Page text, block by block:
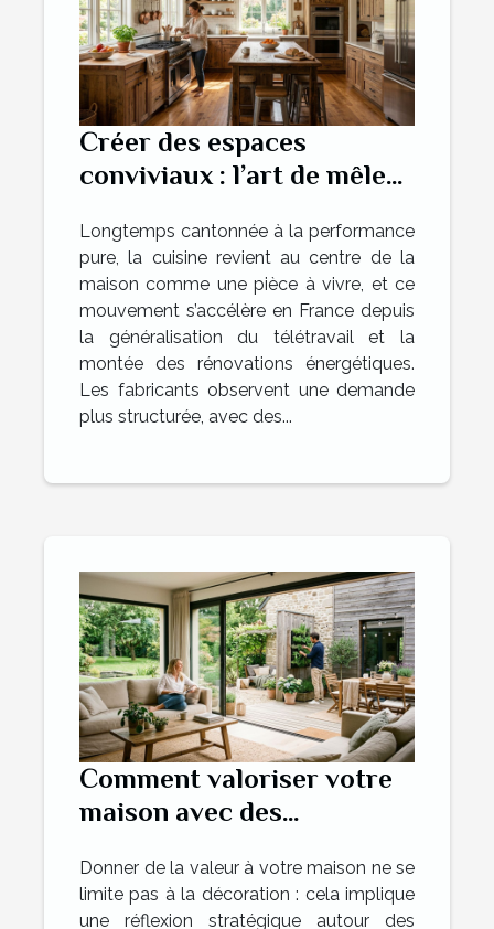
Créer des espaces
conviviaux : l’art de mêler
dans la cuisine
Longtemps cantonnée à la performance
pure, la cuisine revient au centre de la
maison comme une pièce à vivre, et ce
mouvement s’accélère en France depuis
la généralisation du télétravail et la
montée des rénovations énergétiques.
Les fabricants observent une demande
plus structurée, avec des...
Comment valoriser votre
maison avec des
et extérieurs ?
Donner de la valeur à votre maison ne se
limite pas à la décoration : cela implique
une réflexion stratégique autour des